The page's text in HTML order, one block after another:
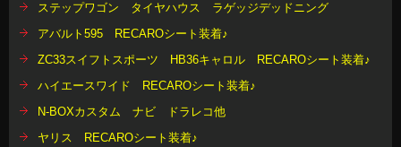
ステップワゴン タイヤハウス ラゲッジデッドニング
アバルト595 RECAROシート装着♪
ZC33スイフトスポーツ HB36キャロル RECAROシート装着♪
ハイエースワイド RECAROシート装着♪
N-BOXカスタム ナビ ドラレコ他
ヤリス RECAROシート装着♪